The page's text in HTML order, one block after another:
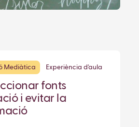
Mediàtica Experiència d'aula
fonts
i evitar la